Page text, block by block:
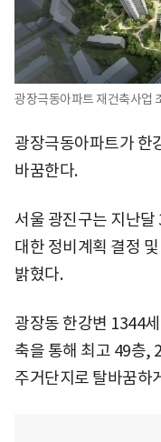
광장극동아파트 재건축사업
광장극동아파트가 한
바꿈한다.
서울 광진구는 지난
대한 정비계획 결정
밝혔다.
광장동 한강변 1344
축을 통해 최고 49층,
주거단지로 탈바꿈하